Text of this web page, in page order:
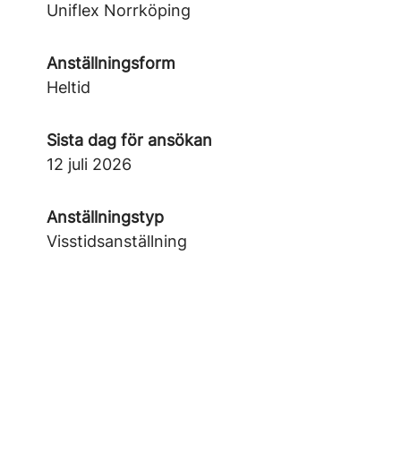
Uniflex Norrköping
Anställningsform
Heltid
Sista dag för ansökan
12 juli 2026
Anställningstyp
Visstidsanställning